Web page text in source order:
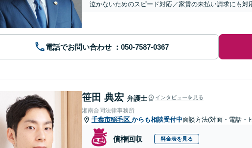
泣かないためのスピード対応／家賃の未払い請求にも対
電話でお問い合わせ
笹田 典宏 弁護士 インタビューを見る
湘南合同法律事務所
千葉市稲毛区 からも相談受付中面談方法(対面・電話・
債権回収 料金表を見る